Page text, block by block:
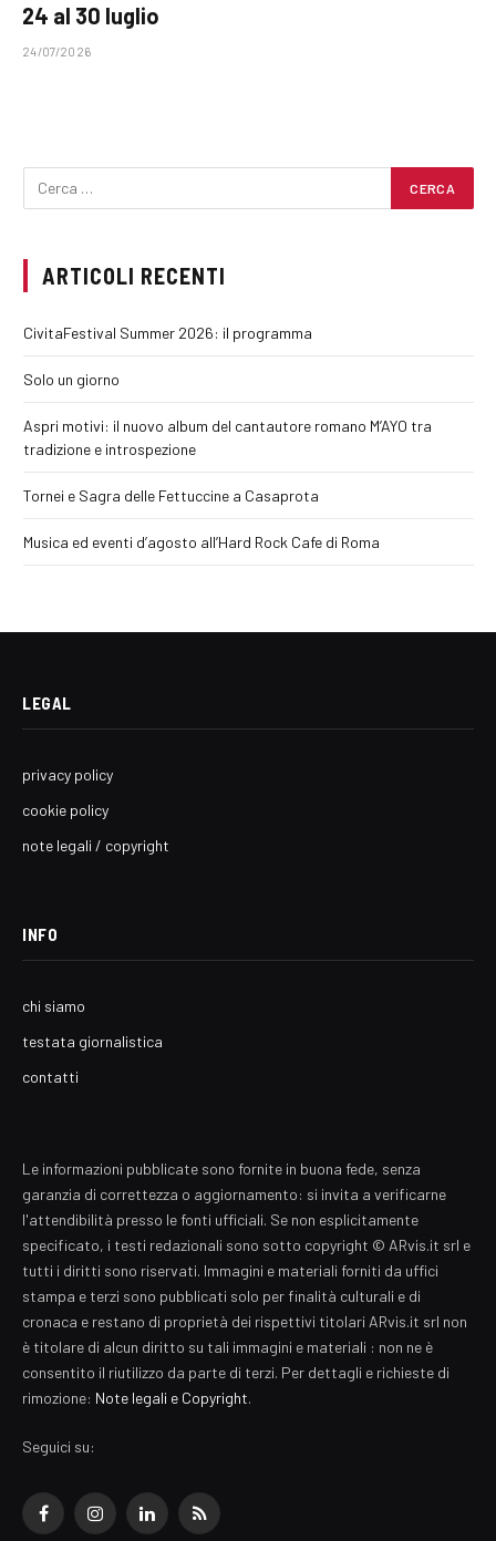
24 al 30 luglio
24/07/2026
ARTICOLI RECENTI
CivitaFestival Summer 2026: il programma
Solo un giorno
Aspri motivi: il nuovo album del cantautore romano M’AYO tra
tradizione e introspezione
Tornei e Sagra delle Fettuccine a Casaprota
Musica ed eventi d’agosto all’Hard Rock Cafe di Roma
LEGAL
privacy policy
cookie policy
note legali / copyright
INFO
chi siamo
testata giornalistica
contatti
Le informazioni pubblicate sono fornite in buona fede, senza
garanzia di correttezza o aggiornamento: si invita a verificarne
l'attendibilità presso le fonti ufficiali. Se non esplicitamente
specificato, i testi redazionali sono sotto copyright © ARvis.it srl e
tutti i diritti sono riservati. Immagini e materiali forniti da uffici
stampa e terzi sono pubblicati solo per finalità culturali e di
cronaca e restano di proprietà dei rispettivi titolari ARvis.it srl non
è titolare di alcun diritto su tali immagini e materiali : non ne è
consentito il riutilizzo da parte di terzi. Per dettagli e richieste di
rimozione: Note legali e Copyright.
Seguici su:
FacebookInstagramLinkedInRSS